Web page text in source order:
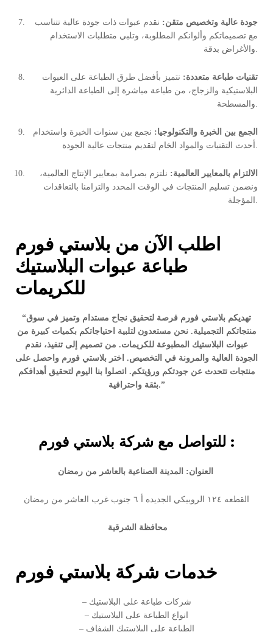
جودة عالية وتخصيص متقن: نقدم عبوات ذات جودة عالية تتناسب
مع تصميماتكم وألوانكم المطلوبة، وتلبي متطلبات الاستخدام
والأغراض بدقة.
تقنيات طباعة متعددة: نتميز بأفضل طرق الطباعة على العبوات
البلاستيكية والزجاج، من طباعة مباشرة إلى الطباعة الدائرية
والمسطحة.
الجمع بين الخبرة والتكنولوجيا: نجمع بين سنوات الخبرة واستخدام
الالتزام بالمعايير العالمية: نلتزم بصرامة بمعايير الإنتاج العالمية،
ونضمن تسليم المنتجات في الوقت المحدد والتزامنا بالتعاقدات
اطلب الآن من بلاستي فورم
طباعة عبوات البلاستيك
للكريمات
“تهديكم بلاستي فورم فرصة لتحقيق نجاح مستدام وتميز في سوق
منتجاتكم التجميلية. نحن مستعدون لتلبية احتياجاتكم بكميات كبيرة من
عبوات البلاستيك المطبوعة للكريمات. من تصميم إلى تنفيذ، نقدم
الجودة العالية والمرونة في التخصيص. اختر بلاستي فورم واحصل على
منتجات تتحدث عن جودتكم ورؤيتكم. اتصلوا بنا اليوم لتحقيق أهدافكم
بثقة واحترافية.”
للتواصل مع شركة بلاستي فورم :
القطعه ١٢٤ الروبيكي الجديده أ ٦ جنوب غرب العاشر من رمضان
محافظة الشرقية
خدمات شركة بلاستي فورم
– شركات طباعة على البلاستيك
– انواع الطباعة على البلاستيك
– الطباعة على البلاستيك الشفاف